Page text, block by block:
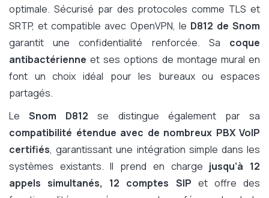
optimale. Sécurisé par des protocoles comme TLS et
SRTP, et compatible avec OpenVPN, le D812 de Snom
garantit une confidentialité renforcée. Sa coque
antibactérienne et ses options de montage mural en
font un choix idéal pour les bureaux ou espaces
partagés.
LeSnom D812se distingue également par sa
compatibilité étendue avec de nombreux PBX VoIP
certifiés, garantissant une intégration simple dans les
systèmes existants. Il prend en charge jusqu’à 12
appels simultanés,
12 comptes SIP et offre des